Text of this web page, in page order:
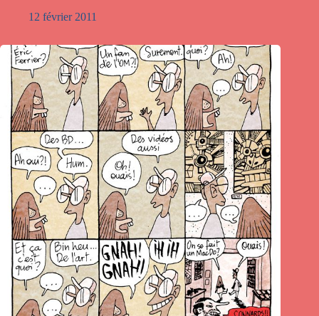
12 février 2011